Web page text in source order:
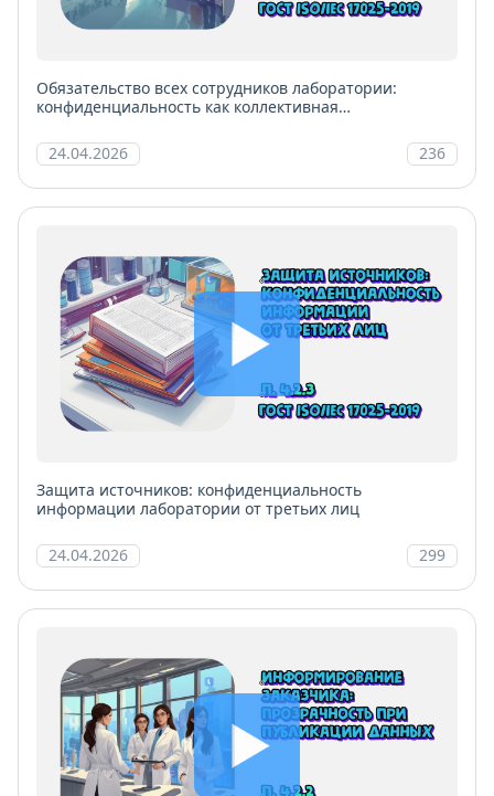
Обязательство всех сотрудников лаборатории:
конфиденциальность как коллективная
24.04.2026
236
Защита источников: конфиденциальность
информации лаборатории от третьих лиц
24.04.2026 299